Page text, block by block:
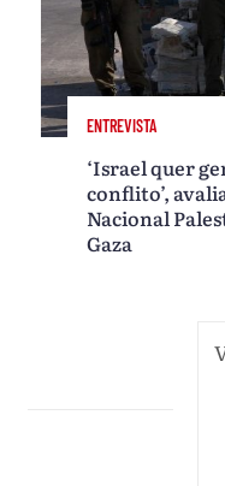
ENTREVISTA
‘Israel quer
conflito’,
Nacional
Gaza